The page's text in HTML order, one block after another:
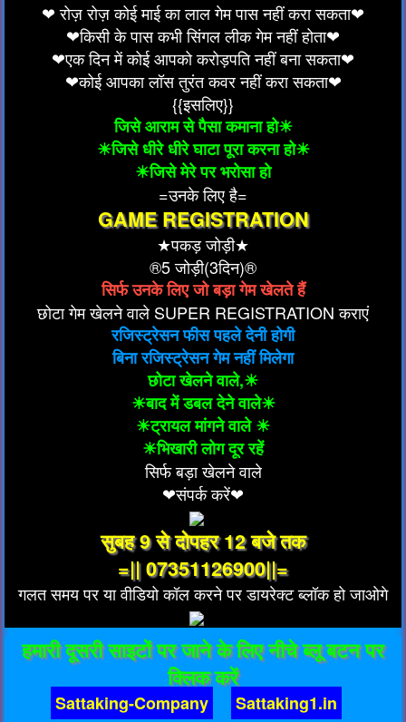
❤ रोज़ रोज़ कोई माई का लाल गेम पास नहीं करा सकता❤
❤किसी के पास कभी सिंगल लीक गेम नहीं होता❤
❤एक दिन में कोई आपको करोड़पति नहीं बना सकता❤
❤कोई आपका लॉस तुरंत कवर नहीं करा सकता❤
{{इसलिए}}
जिसे आराम से पैसा कमाना हो☀
☀जिसे धीरे धीरे घाटा पूरा करना हो☀
☀जिसे मेरे पर भरोसा हो
=उनके लिए है=
GAME REGISTRATION
★पकड़ जोड़ी★
®5 जोड़ी(3दिन)®
सिर्फ उनके लिए जो बड़ा गेम खेलते हैं
छोटा गेम खेलने वाले SUPER REGISTRATION कराएं
रजिस्ट्रेसन फीस पहले देनी होगी
बिना रजिस्ट्रेसन गेम नहीं मिलेगा
छोटा खेलने वाले,☀
☀बाद में डबल देने वाले☀
☀ट्रायल मांगने वाले ☀
☀भिखारी लोग दूर रहें
सिर्फ बड़ा खेलने वाले
❤संपर्क करें❤
सुबह 9 से दोपहर 12 बजे तक
=|| 07351126900||=
गलत समय पर या वीडियो कॉल करने पर डायरेक्ट ब्लॉक हो जाओगे
हमारी दूसरी साइटों पर जाने के लिए नीचे ब्लू बटन पर
क्लिक करें
Sattaking-Company
Sattaking1.in